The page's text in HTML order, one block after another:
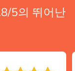
5의 뛰어난